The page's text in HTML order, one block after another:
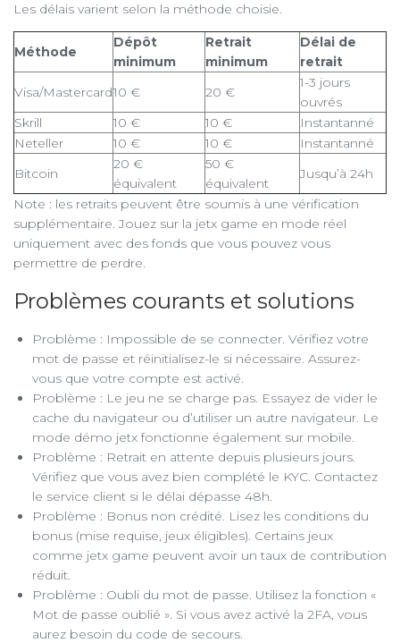
Les délais varient selon la méthode choisie.
Méthode
Dépôt
minimum
Retrait
minimum
Délai de
retrait
Visa/Mastercard10 € 20 €
1-3 jours
ouvrés
Skrill
10 € 10 €
Instantanné
Neteller
10 € 10 €
Instantanné
Bitcoin
20 €
équivalent
50 €
équivalent
Jusqu’à 24h
Note : les retraits peuvent être soumis à une vérification
supplémentaire. Jouez sur la jetx game en mode réel
uniquement avec des fonds que vous pouvez vous
permettre de perdre.
Problèmes courants et solutions
Problème : Impossible de se connecter. Vérifiez votre
mot de passe et réinitialisez-le si nécessaire. Assurez-
vous que votre compte est activé.
Problème : Le jeu ne se charge pas. Essayez de vider le
cache du navigateur ou d’utiliser un autre navigateur. Le
mode démo jetx fonctionne également sur mobile.
Problème : Retrait en attente depuis plusieurs jours.
Vérifiez que vous avez bien complété le KYC. Contactez
le service client si le délai dépasse 48h.
Problème : Bonus non crédité. Lisez les conditions du
bonus (mise requise, jeux éligibles). Certains jeux
comme jetx game peuvent avoir un taux de contribution
réduit.
Problème : Oubli du mot de passe. Utilisez la fonction «
Mot de passe oublié ». Si vous avez activé la 2FA, vous
aurez besoin du code de secours.